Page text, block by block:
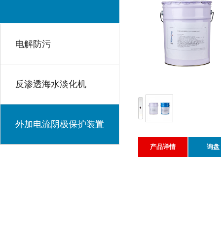
电解防污
反渗透海水淡化机
外加电流阴极保护装置
产品详情 询盘